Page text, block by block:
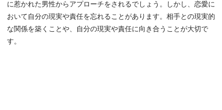
に惹かれた男性からアプローチをされるでしょう。しかし、恋愛に
おいて自分の現実や責任を忘れることがあります。相手との現実的
な関係を築くことや、自分の現実や責任に向き合うことが大切で
す。